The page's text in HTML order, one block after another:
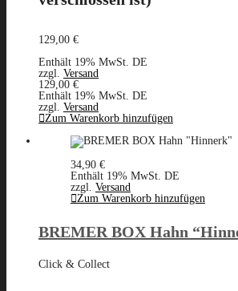
129,00 €
Enthält 19% MwSt. DE
zzgl. Versand
129,00 €
Enthält 19% MwSt. DE
zzgl. Versand
Zum Warenkorb hinzufügen
34,90 €
Enthält 19% MwSt. DE
zzgl. Versand
Zum Warenkorb hinzufügen
BREMER BOX Hahn
Click & Collect